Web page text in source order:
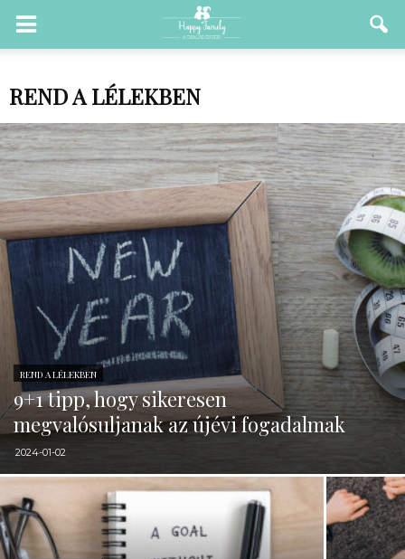
REND A LÉLEKBEN
REND A LÉLEKBEN
9+1 tipp, hogy sikeresen
megvalósuljanak az újévi fogadalmak
2024-01-02